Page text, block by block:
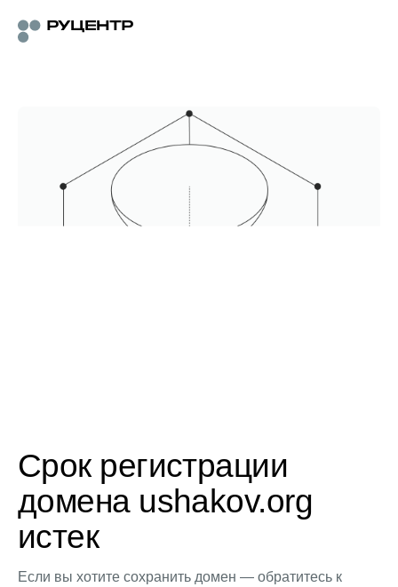
Срок регистрации
домена ushakov.org
истек
Если вы хотите сохранить домен — обратитесь к